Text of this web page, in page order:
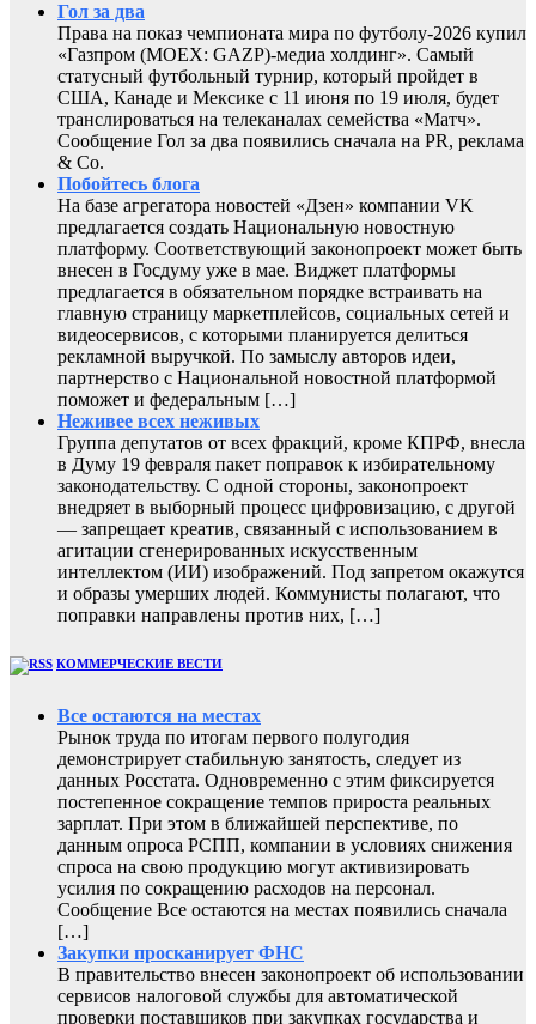
Гол за два
Права на показ чемпионата мира по футболу-2026 купил
«Газпром (MOEX: GAZP)-медиа холдинг». Самый
статусный футбольный турнир, который пройдет в
США, Канаде и Мексике с 11 июня по 19 июля, будет
транслироваться на телеканалах семейства «Матч».
Сообщение Гол за два появились сначала на PR, реклама
& Co.
Побойтесь блога
На базе агрегатора новостей «Дзен» компании VK
предлагается создать Национальную новостную
платформу. Соответствующий законопроект может быть
внесен в Госдуму уже в мае. Виджет платформы
предлагается в обязательном порядке встраивать на
главную страницу маркетплейсов, социальных сетей и
видеосервисов, с которыми планируется делиться
рекламной выручкой. По замыслу авторов идеи,
партнерство с Национальной новостной платформой
поможет и федеральным […]
Неживее всех неживых
Группа депутатов от всех фракций, кроме КПРФ, внесла
в Думу 19 февраля пакет поправок к избирательному
законодательству. С одной стороны, законопроект
внедряет в выборный процесс цифровизацию, с другой
— запрещает креатив, связанный с использованием в
агитации сгенерированных искусственным
интеллектом (ИИ) изображений. Под запретом окажутся
и образы умерших людей. Коммунисты полагают, что
поправки направлены против них, […]
КОММЕРЧЕСКИЕ ВЕСТИ
Все остаются на местах
Рынок труда по итогам первого полугодия
демонстрирует стабильную занятость, следует из
данных Росстата. Одновременно с этим фиксируется
постепенное сокращение темпов прироста реальных
зарплат. При этом в ближайшей перспективе, по
данным опроса РСПП, компании в условиях снижения
спроса на свою продукцию могут активизировать
усилия по сокращению расходов на персонал.
Сообщение Все остаются на местах появились сначала
[…]
Закупки просканирует ФНС
В правительство внесен законопроект об использовании
сервисов налоговой службы для автоматической
проверки поставщиков при закупках государства и